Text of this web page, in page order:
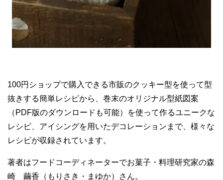
100円ショップで購入できる市販のクッキー型を使って型
抜きする簡単レシピから、巻末のオリジナル型紙図案
（PDF版のダウンロードも可能）を使って作るユニークな
レシピ、アイシングを用いたデコレーションまで、様々な
レシピが収録されています。
著者はフードコーディネーターでお菓子・料理研究家の森
崎 繭香（もりさき・まゆか）さん。